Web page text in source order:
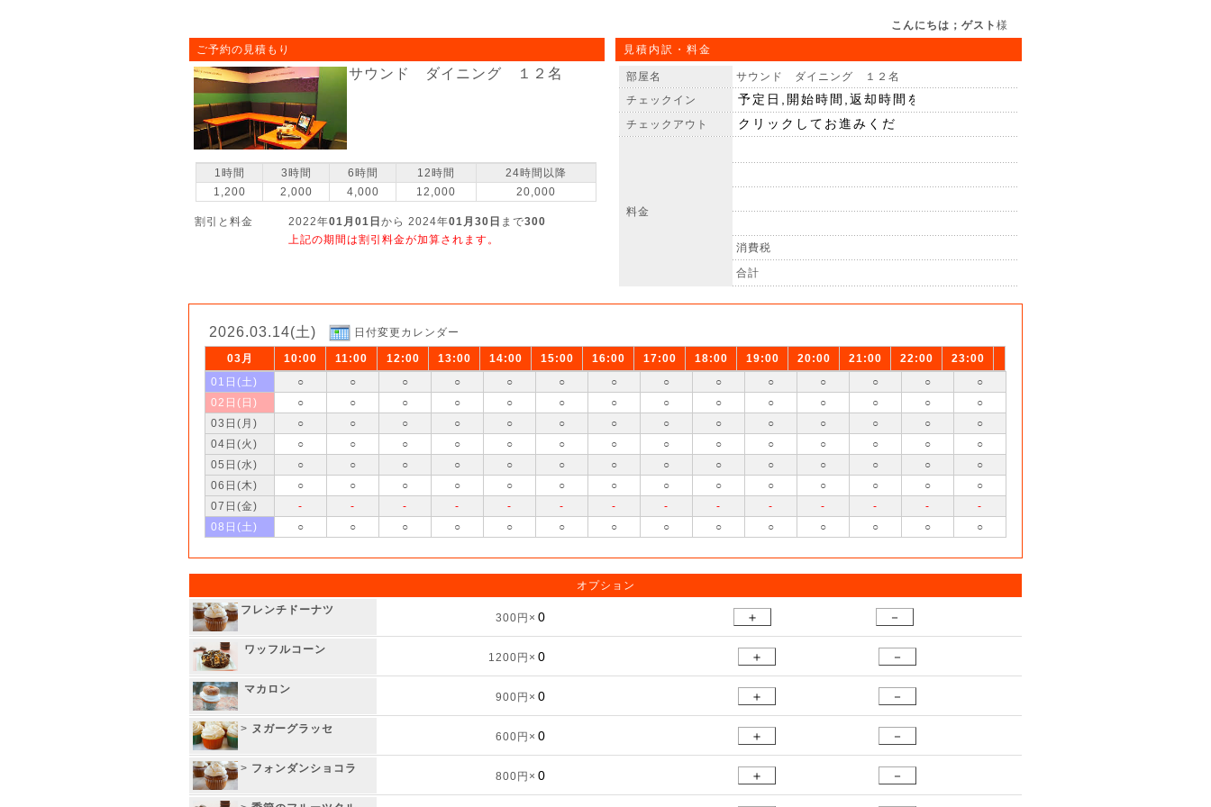
こんにちは；ゲスト 様
ご予約の見積もり
サウンド ダイニング １２名
1時間 3時間 6時間 12時間
24時間以降
1,200
2,000 4,000 12,000 20,000
割引と料金 2022年01月01日 から 2024年01月30日 まで300
上記の期間は割引料金が加算されます。
見積内訳・料金
部屋名
サウンド ダイニング １２名
チェックイン
チェックアウト
料金
消費税
合計
2026.03.14(土) 日付変更カレンダー
03月 10:00 11:00 12:00 13:00 14:00 15:00 16:00 17:00 18:00 19:00 20:00 21:00 22:00
23:00
01日(土)
○ ○ ○ ○ ○ ○ ○ ○ ○ ○ ○ ○ ○
○
02日(日)
○ ○ ○ ○ ○ ○ ○ ○ ○ ○ ○ ○ ○
○
03日(月)
○ ○ ○ ○ ○ ○ ○ ○ ○ ○ ○ ○ ○
○
04日(火)
○ ○ ○ ○ ○ ○ ○ ○ ○ ○ ○ ○ ○
○
05日(水)
○ ○ ○ ○ ○ ○ ○ ○ ○ ○ ○ ○ ○
○
06日(木)
○ ○ ○ ○ ○ ○ ○ ○ ○ ○ ○ ○ ○
○
07日(金)
- - - - - - - - - - - - -
-
08日(土)
○ ○ ○ ○ ○ ○ ○ ○ ○ ○ ○ ○ ○ ○
オプション
フレンチドーナツ
300円× ＋ －
ワッフルコーン
1200円× ＋ －
マカロン
900円× ＋ －
> ヌガーグラッセ
600円× ＋ －
> フォンダンショコラ
800円× ＋ －